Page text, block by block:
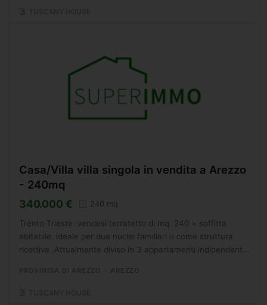
Casa/Villa villa singola in vendita a Arezzo
- 240mq
340.000 € 240 mq
Trento Trieste :vendesi terratetto di mq. 240 + soffitta
abitabile, ideale per due nuclei familiari o come struttura
ricettiva .Attualmente diviso in 3 appartamenti indipendenti.